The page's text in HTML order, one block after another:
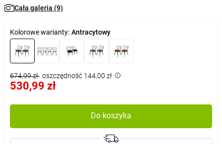
Cała galeria (9)
Kolorowe warianty: Antracytowy
674,99 zł oszczędność 144,00 zł
530,99 zł
Do koszyka